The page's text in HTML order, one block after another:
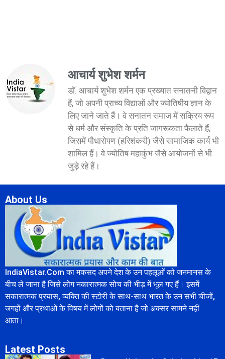
आचार्य शुभेश शर्मन
डॉ. आचार्य शुभेश शर्मन एक प्रख्यात सनातनी विद्वान
हैं, जो अपनी प्राच्य विद्याओं और ज्योतिषीय ज्ञान के
लिए जाने जाते हैं। वे सनातन समाज में सक्रिय रूप
से धर्म और संस्कृति के प्रति जागरूकता फैलाते हैं,
जिसमें पौधारोपण (हरिशंकरी) जैसे सामाजिक कार्य भी
शामिल हैं। वे ज्योतिष महाकुंभ जैसे आयोजनों से भी
जुड़े रहे हैं।
About Us
IndiaVistar.Com का मकसद अपने देश के उन पहलूओं को जनमानस के
बीच ले जाना है जिसे लोग नकारात्मक सोच की भीड़ में भूल गए हैं। इसमें
सकारात्मक प्रयास, व्यक्ति की स्टोरी के साथ-साथ भारत के उन सभी चीजों,
जगहों और प्रथाओं के विषय में लोगों को बताना है जो अक्सर सामने नहीं
आता।
Latest Posts